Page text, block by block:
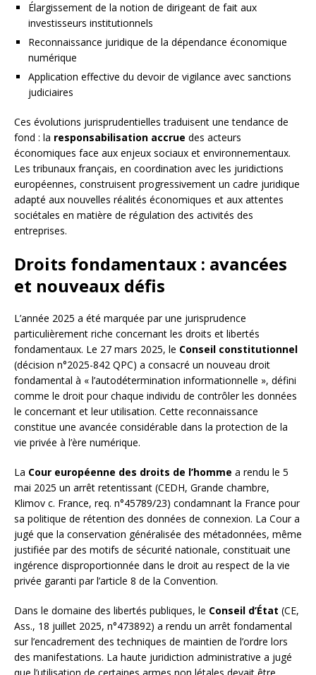
Élargissement de la notion de dirigeant de fait aux
investisseurs institutionnels
Reconnaissance juridique de la dépendance économique
numérique
Application effective du devoir de vigilance avec sanctions
judiciaires
Ces évolutions jurisprudentielles traduisent une tendance de
fond : la responsabilisation accrue des acteurs
économiques face aux enjeux sociaux et environnementaux.
Les tribunaux français, en coordination avec les juridictions
européennes, construisent progressivement un cadre juridique
adapté aux nouvelles réalités économiques et aux attentes
sociétales en matière de régulation des activités des
entreprises.
Droits fondamentaux : avancées
et nouveaux défis
L’année 2025 a été marquée par une jurisprudence
particulièrement riche concernant les droits et libertés
fondamentaux. Le 27 mars 2025, le Conseil constitutionnel
(décision n°2025-842 QPC) a consacré un nouveau droit
fondamental à « l’autodétermination informationnelle », défini
comme le droit pour chaque individu de contrôler les données
le concernant et leur utilisation. Cette reconnaissance
constitue une avancée considérable dans la protection de la
vie privée à l’ère numérique.
La Cour européenne des droits de l’homme a rendu le 5
mai 2025 un arrêt retentissant (CEDH, Grande chambre,
Klimov c. France, req. n°45789/23) condamnant la France pour
sa politique de rétention des données de connexion. La Cour a
jugé que la conservation généralisée des métadonnées, même
justifiée par des motifs de sécurité nationale, constituait une
ingérence disproportionnée dans le droit au respect de la vie
privée garanti par l’article 8 de la Convention.
Dans le domaine des libertés publiques, le Conseil d’État (CE,
Ass., 18 juillet 2025, n°473892) a rendu un arrêt fondamental
sur l’encadrement des techniques de maintien de l’ordre lors
des manifestations. La haute juridiction administrative a jugé